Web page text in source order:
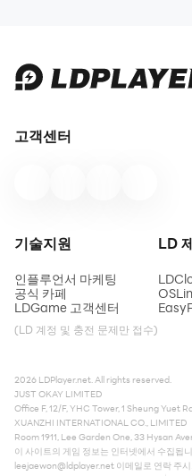
고객센터
기술지원
인플루언서 마케팅
공식 카페
LDGame 고객센터
(LD 계정 및 충전 문제만 접수)
LD
2026 LDPlayer.net. All rights reserved.
JUST OKAY LIMITED
Office F, 12/F, YHC Tower, 1 Sheung Yuet
XUANZHI INTERNATIONAL CO., LIMITED
Room 1911, Lee Garden One, 33 Hysan
이 사이트의 게임 정보는 인터넷에서 수집됩
leejaewon@ldplayer.net 이메일로 연락 주